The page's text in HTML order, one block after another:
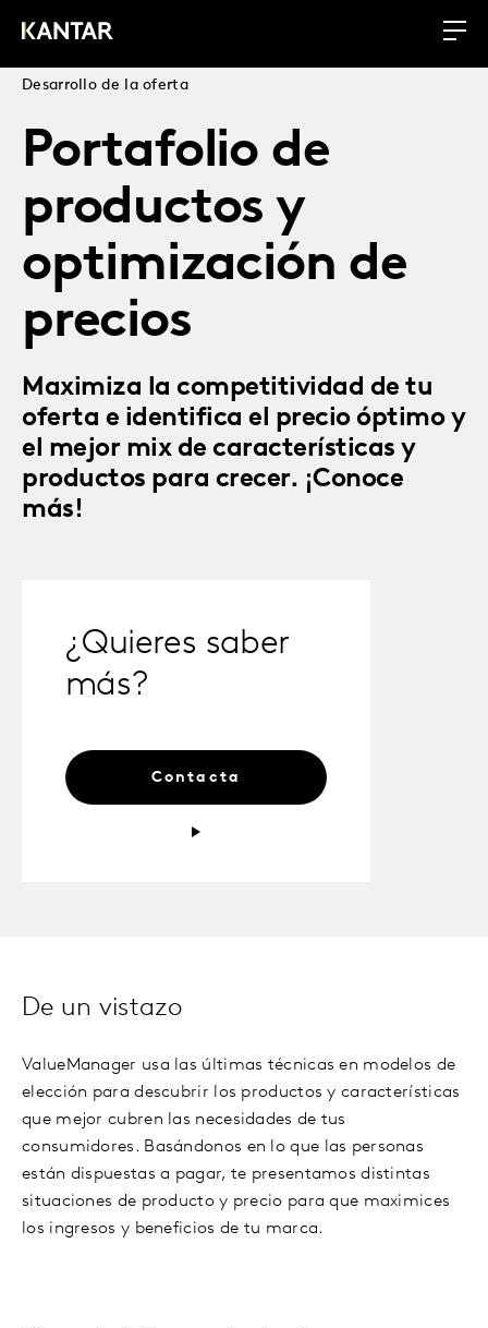
Desarrollo de la oferta
Portafolio de
productos y
optimización de
precios
Maximiza la competitividad de tu
oferta e identifica el precio óptimo y
el mejor mix de características y
productos para crecer. ¡Conoce
más!
¿Quieres saber
más?
Contacta
De un vistazo
ValueManager usa las últimas técnicas en modelos de
elección para descubrir los productos y características
que mejor cubren las necesidades de tus
consumidores. Basándonos en lo que las personas
están dispuestas a pagar, te presentamos distintas
situaciones de producto y precio para que maximices
los ingresos y beneficios de tu marca.